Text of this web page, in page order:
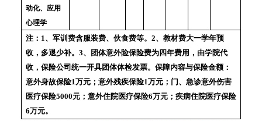
动化、应用
心理学
注：1、军训费含服装费、伙食费等。2、教材费大一学年预
收，多退少补。3、团体意外险保险费为四年费用，由学院代
收，保险公司统一开具团体体检发票。保障内容与保险金额：
意外身故保险1万元；意外残疾保险1万元；门、急诊意外伤害
医疗保险5000元；意外住院医疗保险6万元；疾病住院医疗保险
6万元。